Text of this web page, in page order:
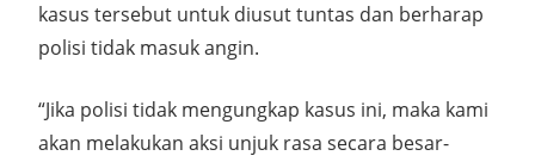
kasus tersebut untuk diusut tuntas dan berharap
polisi tidak masuk angin.
“Jika polisi tidak mengungkap kasus ini, maka kami
akan melakukan aksi unjuk rasa secara besar-